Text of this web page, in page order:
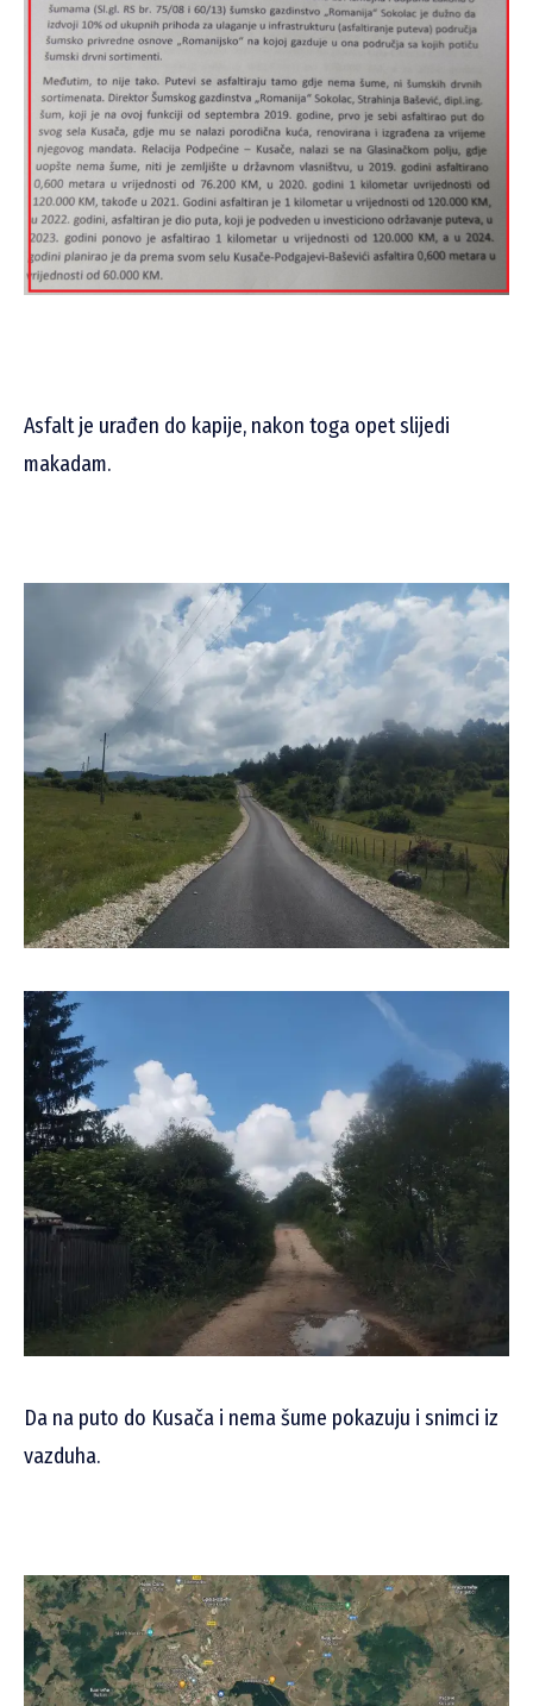
Asfalt je urađen do kapije, nakon toga opet slijedi
makadam.
Da na puto do Kusača i nema šume pokazuju i snimci iz
vazduha.